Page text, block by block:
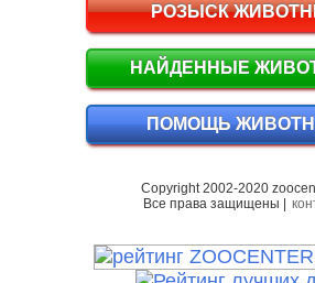
РОЗЫСК
НАЙДЕННЫЕ
ПОМОЩЬ
Copyright 2002-2020
Все права защищены |